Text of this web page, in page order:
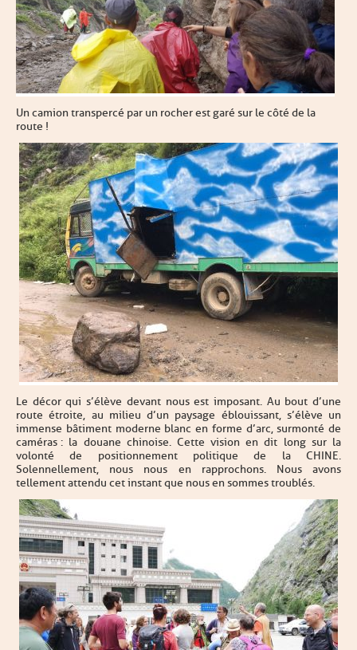
Un camion transpercé par un rocher est garé sur le côté de la
route !
Le décor qui s’élève devant nous est imposant. Au bout d’une
route étroite, au milieu d’un paysage éblouissant, s’élève un
immense bâtiment moderne blanc en forme d’arc, surmonté de
caméras : la douane chinoise. Cette vision en dit long sur la
volonté de positionnement politique de la CHINE.
Solennellement, nous nous en rapprochons. Nous avons
tellement attendu cet instant que nous en sommes troublés.